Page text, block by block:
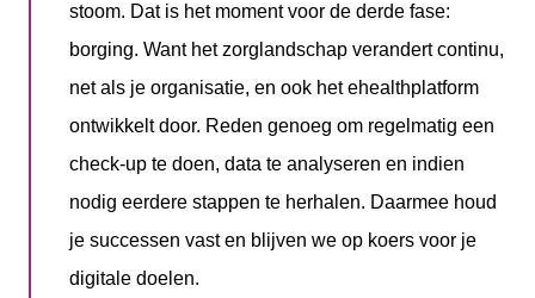
stoom. Dat is het moment voor de derde fase:
borging. Want het zorglandschap verandert continu,
net als je organisatie, en ook het ehealthplatform
ontwikkelt door. Reden genoeg om regelmatig een
check-up te doen, data te analyseren en indien
nodig eerdere stappen te herhalen. Daarmee houd
je successen vast en blijven we op koers voor je
digitale doelen.